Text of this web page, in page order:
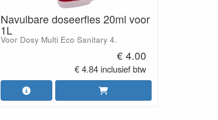
Navulbare doseerfles 20ml voor
1L
Voor Dosy Multi Eco Sanitary 4.
€ 4.00
€ 4.84 inclusief btw